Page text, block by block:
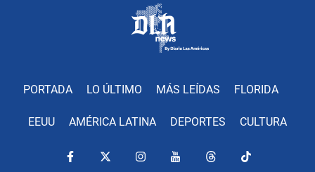
PORTADA LO ÚLTIMO MÁS LEÍDAS FLORIDA
EEUU AMÉRICA LATINA DEPORTES CULTURA